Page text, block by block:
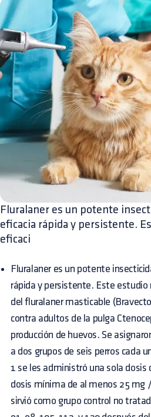
Fluralaner es un potente
eficacia rápida y persistente.
eficaci
Fluralaner es un potente
rápida y persistente. Este estudio
del fluralaner masticable
contra adultos de la pulga
producción de huevos. Se
a dos grupos de seis perros cada
1 se les administró una sola dosis
dosis mínima de al menos 25 mg
sirvió como grupo control no